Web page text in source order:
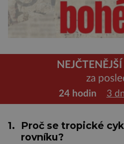
za
24 hodin 3
1.
Proč se tropické
rovníku?